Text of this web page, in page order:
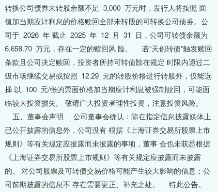
转换公司债券未转股余额不足 3,000 万元时，发行人将按照 面
值加当期应计利息的价格赎回全部未转股的可转换公司债券。公
司于 2026 年 截止 2025 年 12 月 31 日，公司可转债余额为
6,658.70 万元，存在一定的赎回风 险。 若“天创转债”触发赎回
条款且公司决定赎回，投资者所持可转债除在规定 时限内通过二
级市场继续交易或按照 12.29 元的转股价格进行转股外，仅能选
择 以 100 元/张的票面价格加当期应计利息被强制赎回，可能面
临较大投资损失。 敬请广大投资者理性投资，注意投资风险。
五、董事会声明 公司董事会确认：除在指定信息披露媒体上
已公开披露的信息外，公司没有 根据《上海证券交易所股票上市
规则》等有关规定应披露而未披露的事项，董事 会也未获悉根据
《上海证券交易所股票上市规则》等有关规定应披露而未披露
的、 对公司股票及可转债交易价格可能产生较大影响的信息；公
司前期披露的信息不 存在需要更正、补充之处。 特此公告。